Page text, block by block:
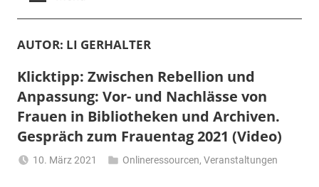
frauenspezifischer
und
Dokumentationseinrichtungen
in
Österreich
AUTOR: LI GERHALTER
Klicktipp: Zwischen Rebellion und
Anpassung: Vor- und Nachlässe von
Frauen in Bibliotheken und Archiven.
Gespräch zum Frauentag 2021 (Video)
10. März 2021
Onlineressourcen,Veranstaltungen